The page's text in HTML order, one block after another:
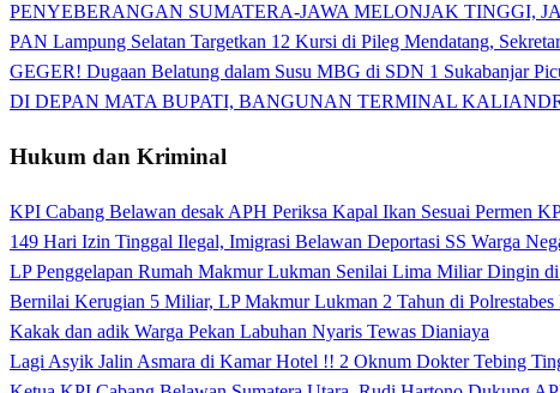
PENYEBERANGAN SUMATERA-JAWA MELONJAK TINGGI,
PAN Lampung Selatan Targetkan 12 Kursi di Pileg Mendatang,
GEGER! Dugaan Belatung dalam Susu MBG di SDN 1 Sukabanjar
DI DEPAN MATA BUPATI, BANGUNAN TERMINAL
Hukum dan Kriminal
KPI Cabang Belawan desak APH Periksa Kapal Ikan Sesuai Permen
149 Hari Izin Tinggal Ilegal, Imigrasi Belawan Deportasi SS Warga
LP Penggelapan Rumah Makmur Lukman Senilai Lima Miliar Dingin
Bernilai Kerugian 5 Miliar, LP Makmur Lukman 2 Tahun di Polrestabes
Kakak dan adik Warga Pekan Labuhan Nyaris Tewas Dianiaya
Lagi Asyik Jalin Asmara di Kamar Hotel !! 2 Oknum Dokter Tebing